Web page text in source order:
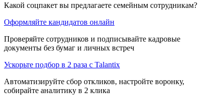
Какой соцпакет вы предлагаете семейным сотрудникам?
Оформляйте кандидатов онлайн
Проверяйте сотрудников и подписывайте кадровые
документы без бумаг и личных встреч
Ускорьте подбор в 2 раза с Talantix
Автоматизируйте сбор откликов, настройте воронку,
собирайте аналитику в 2 клика